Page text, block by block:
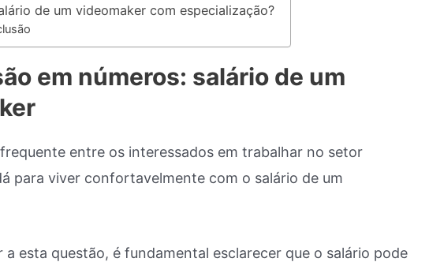
de um videomaker com especialização?
em números: salário de um
entre os interessados ​​em trabalhar no setor
para viver confortavelmente com o salário de um
a esta questão, é fundamental esclarecer que o salário pode